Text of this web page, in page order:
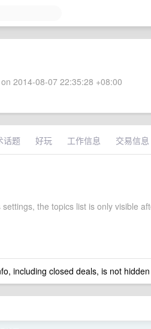
2014-08-07 22:35:28 +08:00
话题 好玩 工作信息 交易信息
settings, the topics list is only visible
including closed deals, is not hidden